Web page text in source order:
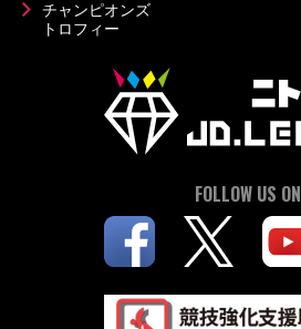
チャンピオンズ
トロフィー
FOLLOW US ON